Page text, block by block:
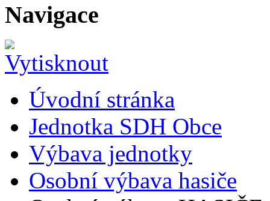
Navigace
Úvodní stránka
Jednotka SDH Obce
Výbava jednotky
Osobní výbava hasiče